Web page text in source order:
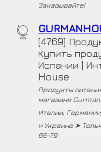
Заказывайте!
[4769]
Купить
Испании |
House
Продукты
магазине
Италии,
и Украине ➤
66-79